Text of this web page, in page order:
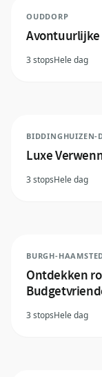
OUDDORP
3 stopsHele dag
BIDDINGHUIZEN-
Luxe
3 stopsHele dag
BURGH-
Ontdekken
3 stopsHele dag